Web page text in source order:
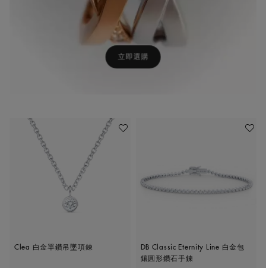
加入喜愛清單
Clea 白金單鑽吊墜項鍊
加入喜
DB Classic Eternity Line 白金包
鑲圓形鑽石手鍊
立即選購